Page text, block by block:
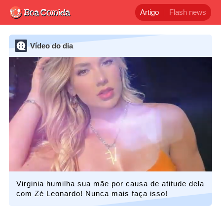
Artigo Flash news
Vídeo do dia
Virginia humilha sua mãe por causa de atitude dela
com Zé Leonardo! Nunca mais faça isso!